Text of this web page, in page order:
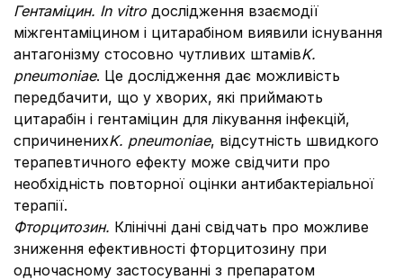
Гентаміцин. Іn vitro дослідження взаємодії
міжгентаміцином і цитарабіном виявили існування
антагонізму стосовно чутливих штамівK.
pneumoniae. Це дослідження дає можливість
передбачити, що у хворих, які приймають
цитарабін і гентаміцин для лікування інфекцій,
спричиненихK. pneumoniae, відсутність швидкого
терапевтичного ефекту може свідчити про
необхідність повторної оцінки антибактеріальної
терапії.
Фторцитозин. Клінічні дані свідчать про можливе
зниження ефективності фторцитозину при
одночасному застосуванні з препаратом